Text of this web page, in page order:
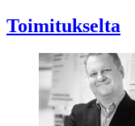
Toimitukselta